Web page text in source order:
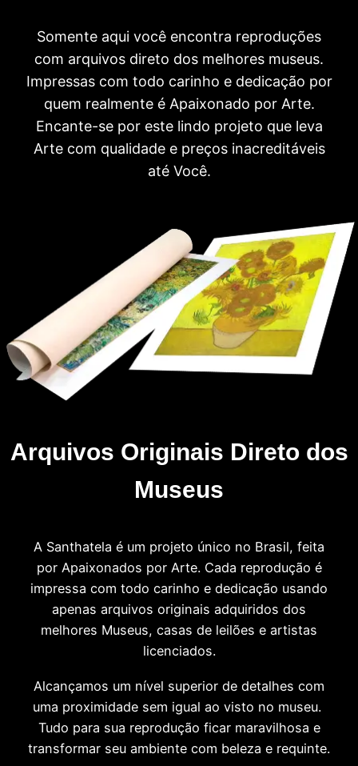
Somente aqui você encontra reproduções
com arquivos direto dos melhores museus.
Impressas com todo carinho e dedicação por
quem realmente é Apaixonado por Arte.
Encante-se por este lindo projeto que leva
Arte com qualidade e preços inacreditáveis
até Você.
Arquivos Originais Direto dos
Museus
A Santhatela é um projeto único no Brasil, feita
por Apaixonados por Arte. Cada reprodução é
impressa com todo carinho e dedicação usando
apenas arquivos originais adquiridos dos
melhores Museus, casas de leilões e artistas
licenciados.
Alcançamos um nível superior de detalhes com
uma proximidade sem igual ao visto no museu.
Tudo para sua reprodução ficar maravilhosa e
transformar seu ambiente com beleza e requinte.